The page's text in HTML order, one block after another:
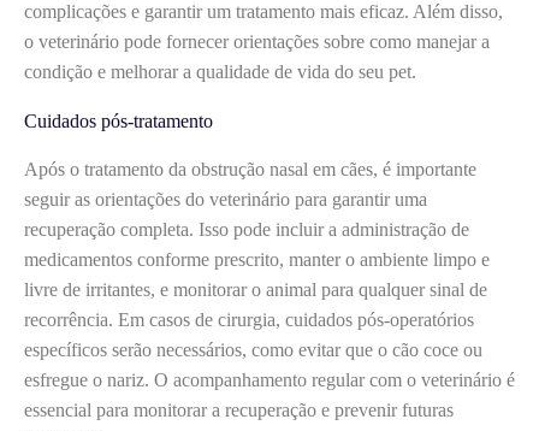
complicações e garantir um tratamento mais eficaz. Além disso,
o veterinário pode fornecer orientações sobre como manejar a
condição e melhorar a qualidade de vida do seu pet.
Cuidados pós-tratamento
Após o tratamento da obstrução nasal em cães, é importante
seguir as orientações do veterinário para garantir uma
recuperação completa. Isso pode incluir a administração de
medicamentos conforme prescrito, manter o ambiente limpo e
livre de irritantes, e monitorar o animal para qualquer sinal de
recorrência. Em casos de cirurgia, cuidados pós-operatórios
específicos serão necessários, como evitar que o cão coce ou
esfregue o nariz. O acompanhamento regular com o veterinário é
essencial para monitorar a recuperação e prevenir futuras